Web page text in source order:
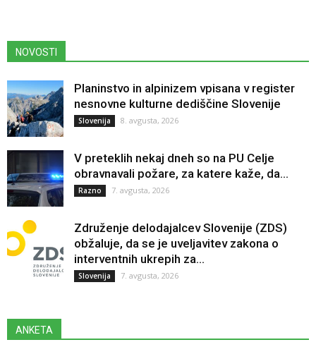
NOVOSTI
Planinstvo in alpinizem vpisana v register
nesnovne kulturne dediščine Slovenije
Slovenija 8. avgusta, 2026
V preteklih nekaj dneh so na PU Celje
obravnavali požare, za katere kaže, da...
Razno 7. avgusta, 2026
Združenje delodajalcev Slovenije (ZDS)
obžaluje, da se je uveljavitev zakona o
interventnih ukrepih za...
Slovenija 7. avgusta, 2026
ANKETA